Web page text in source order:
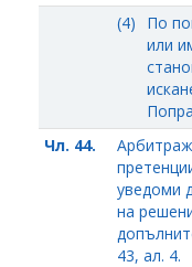
(4)
По
или
Чл. 44.
уведоми
на
43, ал. 4.